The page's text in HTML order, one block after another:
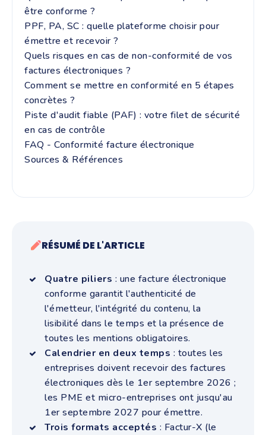
être conforme ?
PPF, PA, SC : quelle plateforme choisir pour
émettre et recevoir ?
Quels risques en cas de non-conformité de vos
factures électroniques ?
Comment se mettre en conformité en 5 étapes
concrètes ?
Piste d'audit fiable (PAF) : votre filet de sécurité
en cas de contrôle
FAQ - Conformité facture électronique
Sources & Références
RÉSUMÉ DE L'ARTICLE
Quatre piliers : une facture électronique
conforme garantit l'authenticité de
l'émetteur, l'intégrité du contenu, la
lisibilité dans le temps et la présence de
toutes les mentions obligatoires.
Calendrier en deux temps : toutes les
entreprises doivent recevoir des factures
électroniques dès le 1er septembre 2026 ;
les PME et micro-entreprises ont jusqu'au
1er septembre 2027 pour émettre.
Trois formats acceptés : Factur-X (le